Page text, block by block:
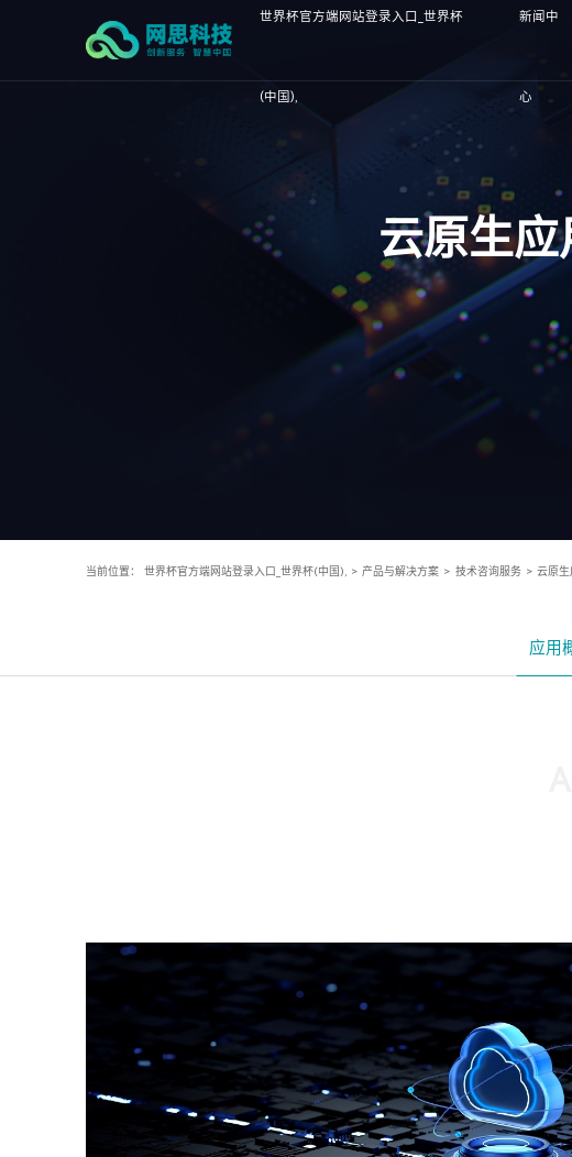
世界杯官方端网站登录入口_世界杯
(中国),
新闻中
心
云原生
当前位置： 世界杯官方端网站登录入口_世界杯(中国), > 产品与解决方案 > 技术咨询服务 > 云原生
应用